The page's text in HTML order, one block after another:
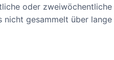
oder
gesammelt über